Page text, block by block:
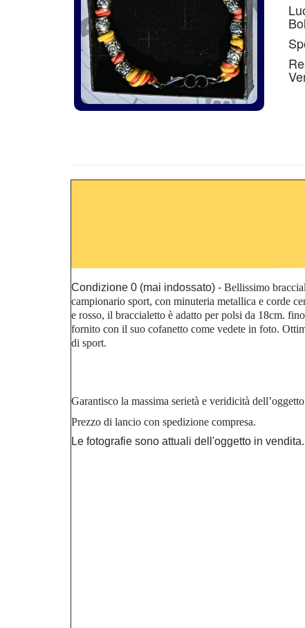
Condizione 0 (mai indossato) - Bellissimo
campionario sport, con minuteria metallica e corde
e rosso, il braccialetto è adatto per polsi da 18cm.
fornito con il suo cofanetto come vedete in foto.
di sport.
Garantisco la massima serietà e veridicità
Prezzo di lancio con spedizione compresa.
Le fotografie sono attuali dell'oggetto in vendita.